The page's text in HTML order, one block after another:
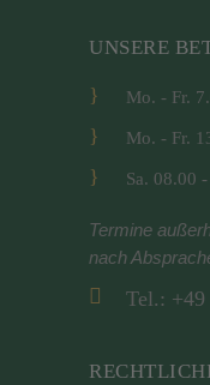
UNSERE
Mo. - Fr.
Mo. - Fr.
Sa. 08.00
Termine
nach
Tel.: +49